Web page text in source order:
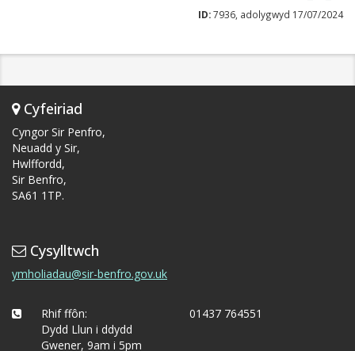
ID:7936, adolygwyd 17/07/2024
Cyfeiriad
Cyngor Sir Penfro,
Neuadd y Sir,
Hwlffordd,
Sir Benfro,
SA61 1TP.
Cysylltwch
ymholiadau@sir-benfro.gov.uk
Rhif ffôn:
Dydd Llun i ddydd
Gwener, 9am i 5pm
01437 764551